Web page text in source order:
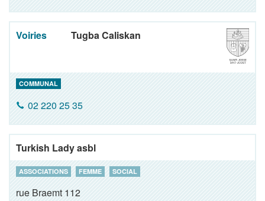
Voiries Tugba Caliskan
COMMUNAL
02 220 25 35
Turkish Lady asbl
ASSOCIATIONS FEMME SOCIAL
rue Braemt 112